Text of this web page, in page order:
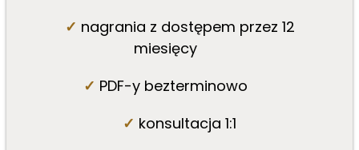
✓ nagrania z dostępem przez 12
miesięcy
✓ PDF-y bezterminowo
✓ konsultacja 1:1